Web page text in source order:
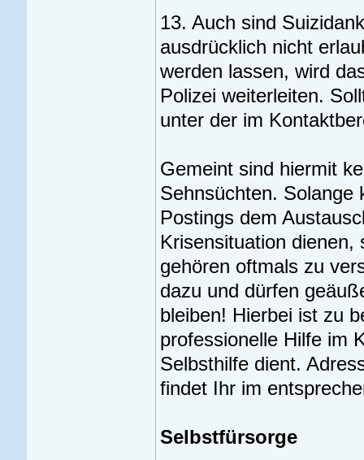
13. Auch sind
ausdrücklich nicht
werden lassen, wird
Polizei weiterleiten.
unter der im
Gemeint sind hiermit
Sehnsüchten. Solange
Postings dem
Krisensituation
gehören oftmals zu
dazu und dürfen
bleiben! Hierbei ist zu
professionelle Hilfe im
Selbsthilfe dient.
findet Ihr im
Selbstfürsorge